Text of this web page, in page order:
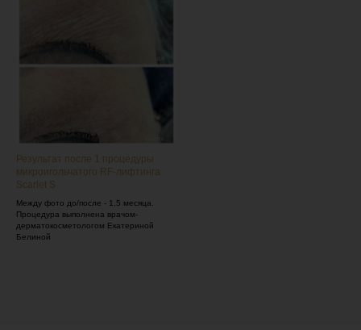
Результат после 1 процедуры
микроигольчатого RF-лифтинга
Scarlet S
Между фото до/после - 1,5 месяца.
Процедура выполнена врачом-
дерматокосметологом Екатериной
Белиной